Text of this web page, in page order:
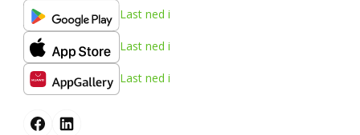
Last ned i
Last ned i
Last ned i